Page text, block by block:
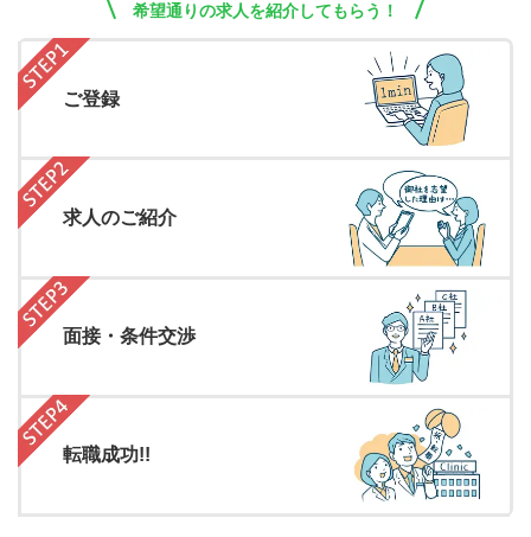
希望通りの求人を紹介してもらう！
ご登録
求人のご紹介
面接・条件交渉
転職成功!!